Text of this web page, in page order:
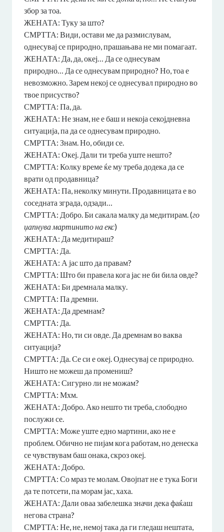
збор за тоа.
ЖЕНАТА: Туку за што?
СМРТТА: Види, остави ме да размислувам,
однесувај се природно, прашањава не ми помагаат.
ЖЕНАТА: Да, да, океј… Да се однесувам
природно… Да се однесувам природно? Но, тоа е
невозможно. Зарем некој се однесувал природно во
твое присуство?
СМРТТА: Па, да.
ЖЕНАТА: Не знам, не е баш и некоја секојдневна
ситуација, па да се однесувам природно.
СМРТТА: Знам. Но, обиди се.
ЖЕНАТА: Океј. Дали ти треба уште нешто?
СМРТТА: Колку време ќе му треба додека да се
врати од продавница?
ЖЕНАТА: Па, неколку минути. Продавницата е во
соседната зграда, одзади…
СМРТТА: Добро. Би сакала малку да медитирам. (го
џапнува мартинито на екс)
ЖЕНАТА: Да медитираш?
СМРТТА: Да.
ЖЕНАТА: А јас што да правам?
СМРТТА: Што би правела кога јас не би била овде?
ЖЕНАТА: Би дремнала малку.
СМРТТА: Па дремни.
ЖЕНАТА: Да дремнам?
СМРТТА: Да.
ЖЕНАТА: Но, ти си овде. Да дремнам во ваква
ситуација?
СМРТТА: Да. Се си е океј. Однесувај се природно.
Ништо не можеш да промениш?
ЖЕНАТА: Сигурно ли не можам?
СМРТТА: Мхм.
ЖЕНАТА: Добро. Ако нешто ти треба, слободно
послужи се.
СМРТТА: Може уште едно мартини, ако не е
проблем. Обично не пијам кога работам, но денеска
се чувствувам баш онака, скроз океј.
ЖЕНАТА: Добро.
СМРТТА: Со мраз те молам. Овојпат не е тука Боги
да те потсети, па морам јас, хаха.
ЖЕНАТА: Дали оваа забелешка значи дека фаќаш
негова страна?
СМРТТА: Не, не, немој така да ги гледаш нештата,